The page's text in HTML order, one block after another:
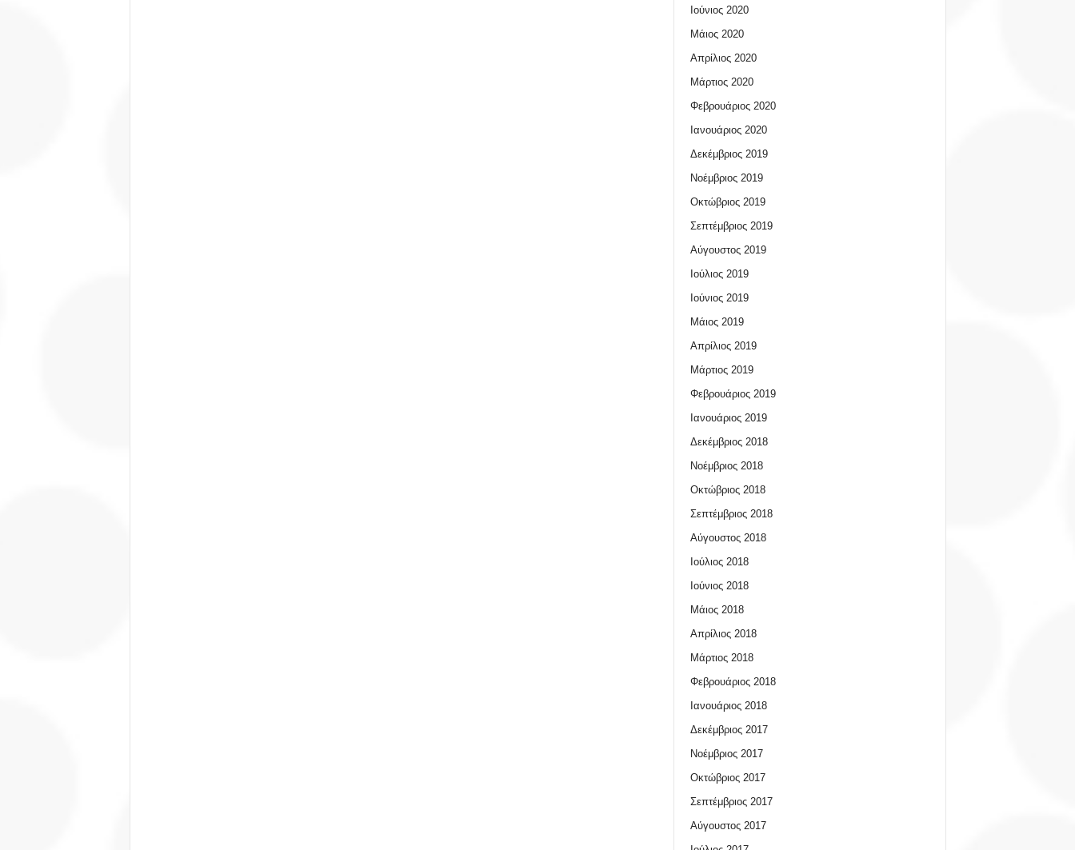
Ιούνιος 2020
Μάιος 2020
Απρίλιος 2020
Μάρτιος 2020
Φεβρουάριος 2020
Ιανουάριος 2020
Δεκέμβριος 2019
Νοέμβριος 2019
Οκτώβριος 2019
Σεπτέμβριος 2019
Αύγουστος 2019
Ιούλιος 2019
Ιούνιος 2019
Μάιος 2019
Απρίλιος 2019
Μάρτιος 2019
Φεβρουάριος 2019
Ιανουάριος 2019
Δεκέμβριος 2018
Νοέμβριος 2018
Οκτώβριος 2018
Σεπτέμβριος 2018
Αύγουστος 2018
Ιούλιος 2018
Ιούνιος 2018
Μάιος 2018
Απρίλιος 2018
Μάρτιος 2018
Φεβρουάριος 2018
Ιανουάριος 2018
Δεκέμβριος 2017
Νοέμβριος 2017
Οκτώβριος 2017
Σεπτέμβριος 2017
Αύγουστος 2017